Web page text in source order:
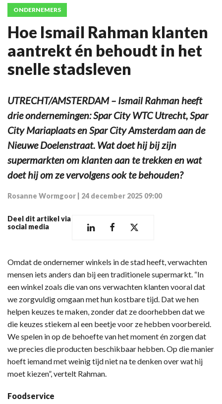
ONDERNEMERS
Hoe Ismail Rahman klanten
aantrekt én behoudt in het
snelle stadsleven
UTRECHT/AMSTERDAM – Ismail Rahman heeft
drie ondernemingen: Spar City WTC Utrecht, Spar
City Mariaplaats en Spar City Amsterdam aan de
Nieuwe Doelenstraat. Wat doet hij bij zijn
supermarkten om klanten aan te trekken en wat
doet hij om ze vervolgens ook te behouden?
Rosanne Wormgoor 24 december 2025 09:00
Deel dit artikel via
social media
Omdat de ondernemer winkels in de stad heeft, verwachten
mensen iets anders dan bij een traditionele supermarkt. “In
een winkel zoals die van ons verwachten klanten vooral dat
we zorgvuldig omgaan met hun kostbare tijd. Dat we hen
helpen keuzes te maken, zonder dat ze doorhebben dat we
die keuzes stiekem al een beetje voor ze hebben voorbereid.
We spelen in op de behoefte van het moment én zorgen dat
we precies die producten beschikbaar hebben. Op die manier
hoeft iemand met weinig tijd niet na te denken over wat hij
moet kiezen”, vertelt Rahman.
Foodservice